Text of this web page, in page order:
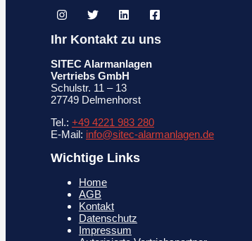
Ihr Kontakt zu uns
SITEC Alarmanlagen
Vertriebs GmbH
Schulstr. 11 – 13
27749 Delmenhorst
Tel.: +49 4221 983 280
E-Mail: info@sitec-alarmanlagen.de
Wichtige Links
Home
AGB
Kontakt
Datenschutz
Impressum